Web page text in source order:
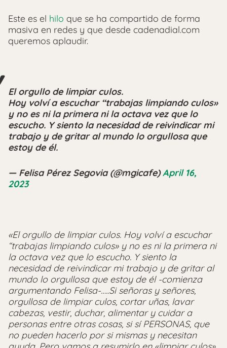
Este es el hilo que se ha compartido de forma
masiva en redes y que desde cadenadial.com
queremos aplaudir.
El orgullo de limpiar culos.
Hoy volví a escuchar “trabajas limpiando culos»
y no es ni la primera ni la octava vez que lo
escucho. Y siento la necesidad de reivindicar mi
trabajo y de gritar al mundo lo orgullosa que
estoy de él.
— Felisa Pérez Segovia (@mgicafe)April 16,
2023
«El orgullo de limpiar culos. Hoy volví a escuchar
“trabajas limpiando culos» y no es ni la primera ni
la octava vez que lo escucho. Y siento la
necesidad de reivindicar mi trabajo y de gritar al
mundo lo orgullosa que estoy de él -comienza
argumentando Felisa-…..Si señoras y señores,
orgullosa de limpiar culos, cortar uñas, lavar
cabezas, vestir, duchar, alimentar y cuidar a
personas entre otras cosas, si sí PERSONAS, que
no pueden hacerlo por si mismas y necesitan